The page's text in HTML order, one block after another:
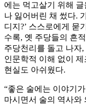
에는 먹고살기 위해
나 잃어버린 채 썼다.
디지?’ 스스로에게 묻
수록, 옛 주당들의 흔
주당천리를 돌고 나자
인문학적 이해 없이
현실도 아쉬웠다.
“좋은 술에는 이야기
마시면서 술의 역사와